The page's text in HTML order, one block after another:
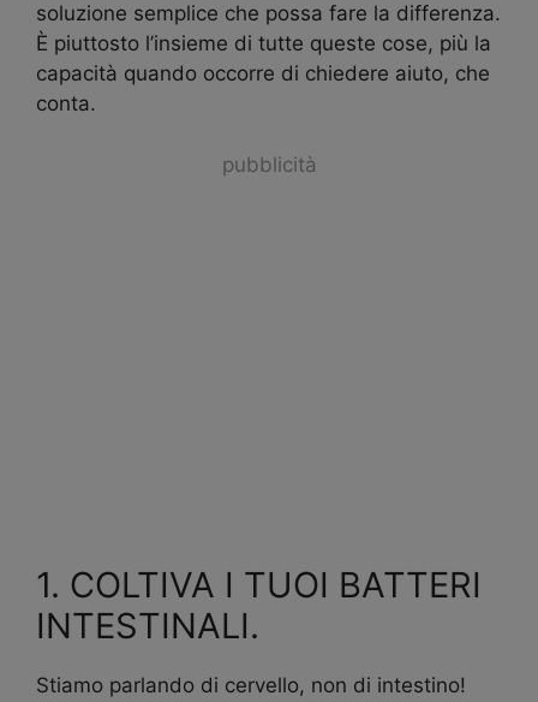
soluzione semplice che possa fare la differenza.
È piuttosto l’insieme di tutte queste cose, più la
capacità quando occorre di chiedere aiuto, che
conta.
pubblicità
1. COLTIVA I TUOI BATTERI
INTESTINALI.
Stiamo parlando di cervello, non di intestino!